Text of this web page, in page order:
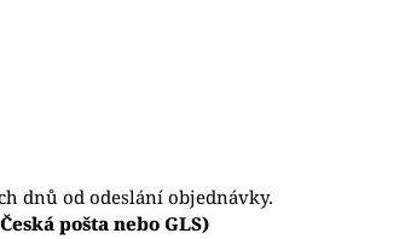
dnů od odeslání objednávky.
pošta nebo GLS)